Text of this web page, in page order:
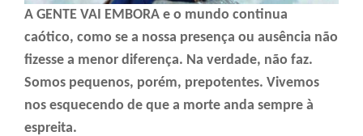
A GENTE VAI EMBORA e o mundo continua
caótico, como se a nossa presença ou ausência não
fizesse a menor diferença. Na verdade, não faz.
Somos pequenos, porém, prepotentes. Vivemos
nos esquecendo de que a morte anda sempre à
espreita.